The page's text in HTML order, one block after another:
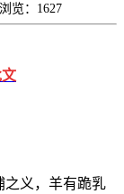
浏览：1627
之义，羊有跪乳